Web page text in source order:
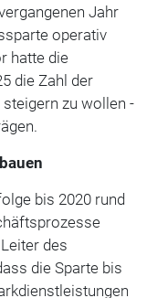
Jahr
operativ
hatte die
die Zahl der
zu wollen -
bis 2020 rund
des
die Sparte bis